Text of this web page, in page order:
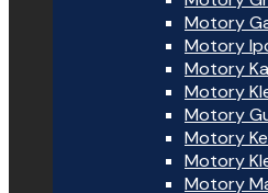
Motory
Motory
Motory
Motory
Motory
Motory
Motory
Motory